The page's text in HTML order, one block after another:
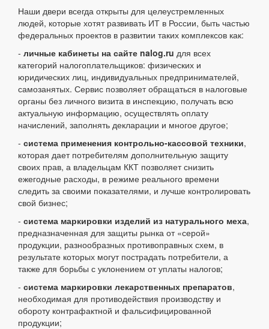
Наши двери всегда открыты для целеустремленных
людей, которые хотят развивать ИТ в России, быть частью
федеральных проектов в развитии таких комплексов как:
- личные кабинеты на сайте nalog.ru для всех
категорий налогоплательщиков: физических и
юридических лиц, индивидуальных предпринимателей,
самозанятых. Сервис позволяет обращаться в налоговые
органы без личного визита в инспекцию, получать всю
актуальную информацию, осуществлять оплату
начислений, заполнять декларации и многое другое;
- система применения контрольно-кассовой техники,
которая дает потребителям дополнительную защиту
своих прав, а владельцам ККТ позволяет снизить
ежегодные расходы, в режиме реального времени
следить за своими показателями, и лучше контролировать
свой бизнес;
- система маркировки изделий из натурального меха,
предназначенная для защиты рынка от «серой»
продукции, разнообразных противоправных схем, в
результате которых могут пострадать потребители, а
также для борьбы с уклонением от уплаты налогов;
- система маркировки лекарственных препаратов,
необходимая для противодействия производству и
обороту контрафактной и фальсифицированной
продукции;